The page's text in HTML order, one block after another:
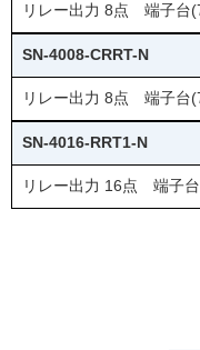
リレー出力 8点 端子
SN-4008-CRRT-N
リレー出力 8点 端子
SN-4016-RRT1-N
リレー出力 16点 端子